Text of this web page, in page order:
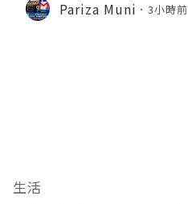
Pariza Muni 3小時前
生活